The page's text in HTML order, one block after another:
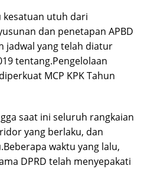
kesatuan utuh dari
dan penetapan APBD
jadwal yang telah diatur
tentang.Pengelolaan
MCP KPK Tahun
saat ini seluruh rangkaian
yang berlaku, dan
waktu yang lalu,
DPRD telah menyepakati